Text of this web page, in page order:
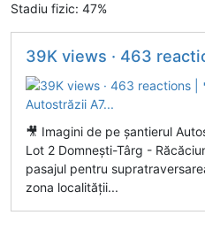
Stadiu fizic: 47%
39K views · 463 reactions | 🎥
🎥 Imagini de pe șantierul
Lot 2 Domnești-Târg -
pasajul pentru
zona localității...